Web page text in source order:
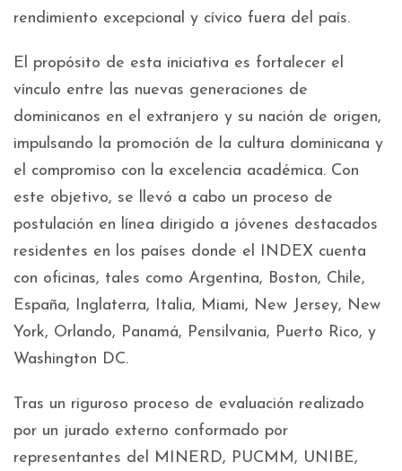
rendimiento excepcional y cívico fuera del país.
El propósito de esta iniciativa es fortalecer el
vínculo entre las nuevas generaciones de
dominicanos en el extranjero y su nación de origen,
impulsando la promoción de la cultura dominicana y
el compromiso con la excelencia académica. Con
este objetivo, se llevó a cabo un proceso de
postulación en línea dirigido a jóvenes destacados
residentes en los países donde el INDEX cuenta
con oficinas, tales como Argentina, Boston, Chile,
España, Inglaterra, Italia, Miami, New Jersey, New
York, Orlando, Panamá, Pensilvania, Puerto Rico, y
Washington DC.
Tras un riguroso proceso de evaluación realizado
por un jurado externo conformado por
representantes del MINERD, PUCMM, UNIBE,